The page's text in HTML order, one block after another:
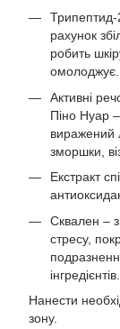
Трипептид-
рахунок
робить
омолоджує.
Активні
Піно Нуар
виражений
зморшки,
Екстракт
Сквален –
стресу,
інгредієнтів.
Нанести
зону.